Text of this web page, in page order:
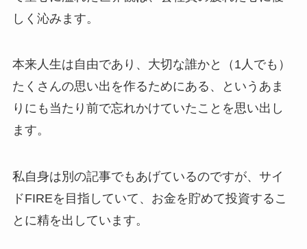
しく沁みます。
本来人生は自由であり、大切な誰かと（1人でも）
たくさんの思い出を作るためにある、というあま
りにも当たり前で忘れかけていたことを思い出し
ます。
私自身は別の記事でもあげているのですが、サイ
ドFIREを目指していて、お金を貯めて投資するこ
とに精を出しています。